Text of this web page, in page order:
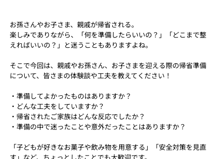
お孫さんやお子さま、親戚が帰省される。
楽しみでありながら、「何を準備したらいいの？」「どこまで整
えればいいの？」と迷うこともありますよね。
そこで今回は、親戚やお孫さん、お子さまを迎える際の帰省準備
について、皆さまの体験談や工夫を教えてください！
・準備してよかったものはありますか？
・どんな工夫をしていますか？
・帰省されたご家族はどんな反応でしたか？
・準備の中で迷ったことや意外だったことはありますか？
「子どもが好きなお菓子や飲み物を用意する」「安全対策を見直
す」など、ちょっとしたことでも大歓迎です。